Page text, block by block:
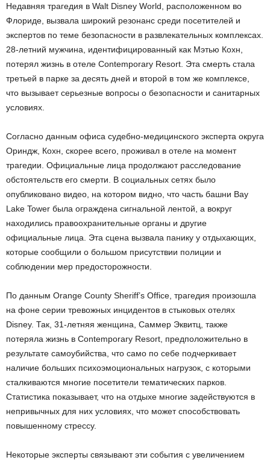
Недавняя трагедия в Walt Disney World, расположенном во
Флориде, вызвала широкий резонанс среди посетителей и
экспертов по теме безопасности в развлекательных комплексах.
28-летний мужчина, идентифицированный как Мэтью Кохн,
потерял жизнь в отеле Contemporary Resort. Эта смерть стала
третьей в парке за десять дней и второй в том же комплексе,
что вызывает серьезные вопросы о безопасности и санитарных
условиях.
Согласно данным офиса судебно-медицинского эксперта округа
Ориндж, Кохн, скорее всего, проживал в отеле на момент
трагедии. Официальные лица продолжают расследование
обстоятельств его смерти. В социальных сетях было
опубликовано видео, на котором видно, что часть башни Bay
Lake Tower была ограждена сигнальной лентой, а вокруг
находились правоохранительные органы и другие
официальные лица. Эта сцена вызвала панику у отдыхающих,
которые сообщили о большом присутствии полиции и
соблюдении мер предосторожности.
По данным Orange County Sheriff’s Office, трагедия произошла
на фоне серии тревожных инцидентов в стыковых отелях
Disney. Так, 31-летняя женщина, Саммер Эквитц, также
потеряла жизнь в Contemporary Resort, предположительно в
результате самоубийства, что само по себе подчеркивает
наличие больших психоэмоциональных нагрузок, с которыми
сталкиваются многие посетители тематических парков.
Статистика показывает, что на отдыхе многие задействуются в
непривычных для них условиях, что может способствовать
повышенному стрессу.
Некоторые эксперты связывают эти события с увеличением